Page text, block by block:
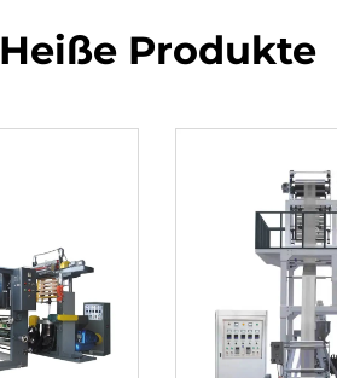
Heiße Produkte